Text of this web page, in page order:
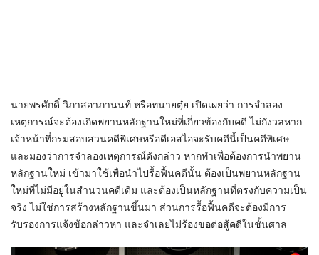
นายพรศักดิ์ วิภาสอาภานนท์ หรือทนายตุ๋ย เปิดเผยว่า การจำลอง
เหตุการณ์จะต้องเกิดพยานหลักฐานใหม่ที่เกี่ยวข้องกับคดี ไม่กังวลหาก
เจ้าหน้าที่กรมสอบสวนคดีพิเศษหรือดีเอสไอจะรับคดีนี้เป็นคดีพิเศษ
และมองว่าการจำลองเหตุการณ์ดังกล่าว หากทำเพื่อต้องการนำพยาน
หลักฐานใหม่ เข้ามาใช้เพื่อนำไปรื้อฟื้นคดีนั้น ต้องเป็นพยานหลักฐาน
ใหม่ที่ไม่มีอยู่ในสำนวนคดีเดิม และต้องเป็นหลักฐานที่ตรงกับความเป็น
จริง ไม่ใช่การสร้างหลักฐานขึ้นมา ส่วนการรื้อฟื้นคดีจะต้องมีการ
รับรองการแจ้งข้อกล่าวหา และจำเลยไม่ร้องขอต่อสู้คดีในชั้นศาล